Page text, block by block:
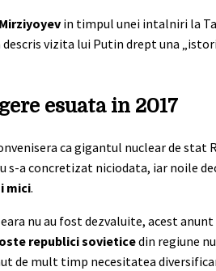
in timpul unei intalniri la
vizita lui Putin drept una
esuata in 2017
ca gigantul nuclear de stat
s-a concretizat niciodata, iar noile
mici.
nu au fost dezvaluite, acest
republici sovieticedin regiune
de mult timp necesitatea